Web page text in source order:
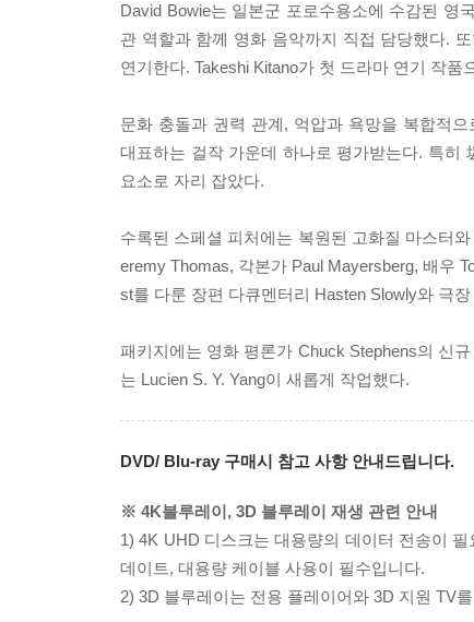
David Bowie는 일본군 포로수용소에 수감된 영
관 역할과 함께 영화 음악까지 직접 담당했다.
연기한다. Takeshi Kitano가 첫 드라마 연기 작품
문화 충돌과 권력 관계, 억압과 욕망을 복합적
대표하는 걸작 가운데 하나로 평가받는다. 특히
요소로 자리 잡았다.
수록된 스페셜 피처에는 복원된 고화질 마스터
eremy Thomas, 각본가 Paul Mayersberg, 배우
st를 다룬 장편 다큐멘터리 Hasten Slowly와 극
패키지에는 영화 평론가 Chuck Stephens의 신
는 Lucien S. Y. Yang이 새롭게 작업했다.
DVD/ Blu-ray 구매시 참고 사항 안내드립니다.
※ 4K블루레이, 3D 블루레이 재생 관련 안내
1) 4K UHD 디스크는 대용량의 데이터 전송이
데이트, 대용량 케이블 사용이 필수입니다.
2) 3D 블루레이는 전용 플레이어와 3D 지원 TV